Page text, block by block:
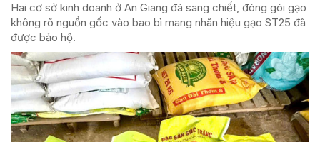
Hai cơ sở kinh doanh ở An Giang đã sang chiết, đóng gói gạo
không rõ nguồn gốc vào bao bì mang nhãn hiệu gạo ST25 đã
được bảo hộ.